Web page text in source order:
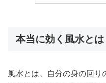
本当に効く風水とは
風水とは、自分の身の回り